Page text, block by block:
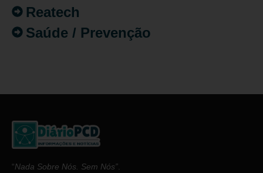
Reatech
Saúde / Prevenção
“Nada Sobre Nós. Sem Nós”